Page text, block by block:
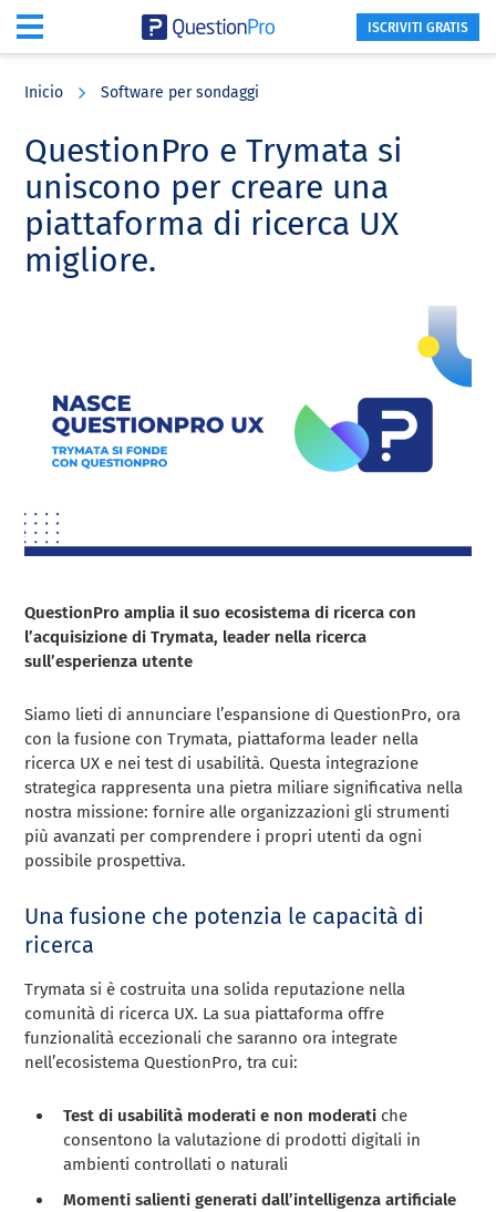
content
sidebar
ISCRIVITI GRATIS
Inicio Software per sondaggi
QuestionPro e Trymata si
uniscono per creare una
piattaforma di ricerca UX
migliore.
QuestionPro amplia il suo ecosistema di ricerca con
l’acquisizione di Trymata, leader nella ricerca
sull’esperienza utente
Siamo lieti di annunciare l’espansione di QuestionPro, ora
con la fusione con Trymata, piattaforma leader nella
ricerca UX e nei test di usabilità. Questa integrazione
strategica rappresenta una pietra miliare significativa nella
nostra missione: fornire alle organizzazioni gli strumenti
più avanzati per comprendere i propri utenti da ogni
possibile prospettiva.
Una fusione che potenzia le capacità di
ricerca
Trymata si è costruita una solida reputazione nella
comunità di ricerca UX. La sua piattaforma offre
funzionalità eccezionali che saranno ora integrate
nell’ecosistema QuestionPro, tra cui:
Test di usabilità moderati e non moderati che
consentono la valutazione di prodotti digitali in
ambienti controllati o naturali
Momenti salienti generati dall’intelligenza artificiale